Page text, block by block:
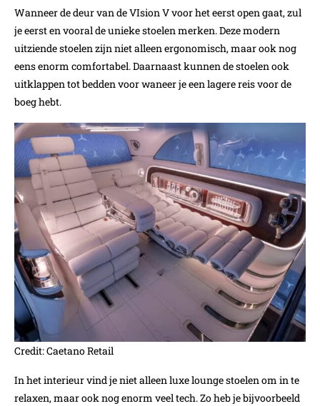
Wanneer de deur van de VIsion V voor het eerst open gaat, zul
je eerst en vooral de unieke stoelen merken. Deze modern
uitziende stoelen zijn niet alleen ergonomisch, maar ook nog
eens enorm comfortabel. Daarnaast kunnen de stoelen ook
uitklappen tot bedden voor waneer je een lagere reis voor de
boeg hebt.
Credit: Caetano Retail
In het interieur vind je niet alleen luxe lounge stoelen om in te
relaxen, maar ook nog enorm veel tech. Zo heb je bijvoorbeeld